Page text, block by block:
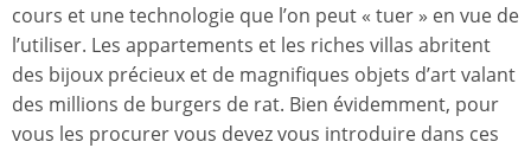
cours et une technologie que l’on peut « tuer » en vue de
l’utiliser. Les appartements et les riches villas abritent
des bijoux précieux et de magnifiques objets d’art valant
des millions de burgers de rat. Bien évidemment, pour
vous les procurer vous devez vous introduire dans ces